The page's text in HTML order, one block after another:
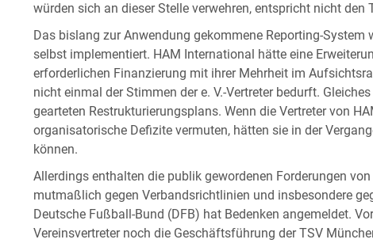
würden sich an dieser Stelle verwehren, entspricht nicht den
Das bislang zur Anwendung gekommene Reporting-System
selbst implementiert. HAM International hätte eine
erforderlichen Finanzierung mit ihrer Mehrheit im
nicht einmal der Stimmen der e. V.-Vertreter bedurft.
gearteten Restrukturierungsplans. Wenn die Vertreter von
organisatorische Defizite vermuten, hätten sie in der
können.
Allerdings enthalten die publik gewordenen Forderungen
mutmaßlich gegen Verbandsrichtlinien und insbesondere
Deutsche Fußball-Bund (DFB) hat Bedenken angemeldet.
Vereinsvertreter noch die Geschäftsführung der TSV